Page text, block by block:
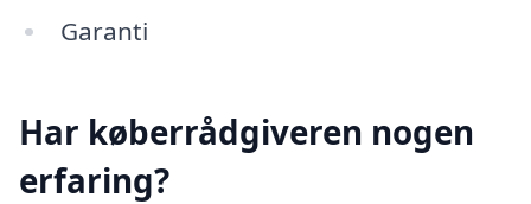
Garanti
Har køberrådgiveren nogen
erfaring?